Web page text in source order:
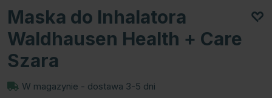
Maska do Inhalatora
Waldhausen Health + Care
Szara
W magazynie - dostawa 3-5 dni